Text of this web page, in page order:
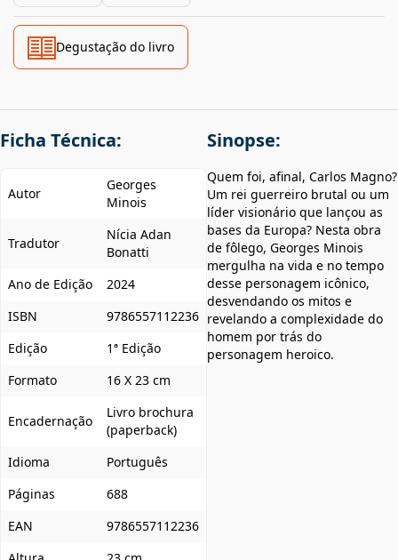
Degustação do livro
Ficha Técnica:
Autor
Georges
Minois
Tradutor
Nícia Adan
Bonatti
Ano de Edição
2024
ISBN
9786557112236
Edição
1ª Edição
Formato
16 X 23 cm
Encadernação
Livro brochura
(paperback)
Idioma
Português
Páginas
688
EAN
9786557112236
Sinopse:
Quem foi, afinal, Carlos Magno?
Um rei guerreiro brutal ou um
líder visionário que lançou as
bases da Europa? Nesta obra
de fôlego, Georges Minois
mergulha na vida e no tempo
desse personagem icônico,
desvendando os mitos e
revelando a complexidade do
homem por trás do
personagem heroico.